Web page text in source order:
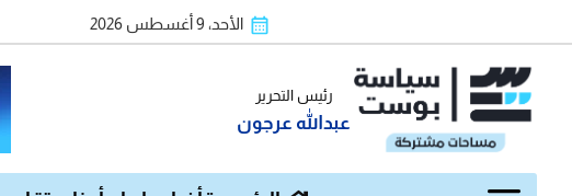
الأحد، 9 أغسطس 2026
رئيس التحرير
عبدالله عرجون